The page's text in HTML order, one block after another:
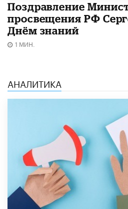
Поздравление
просвещения РФ
Днём знаний
1 МИН.
АНАЛИТИКА